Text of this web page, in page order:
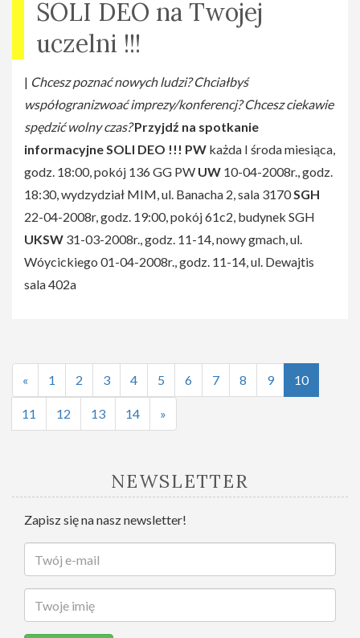
SOLI DEO na Twojej
uczelni !!!
| Chcesz poznać nowych ludzi? Chciałbyś
współogranizwoać imprezy/konferencj? Chcesz ciekawie
spędzić wolny czas? Przyjdź na spotkanie
informacyjne SOLI DEO !!! PW każda I środa miesiąca,
godz. 18:00, pokój 136 GG PW UW 10-04-2008r., godz.
18:30, wydzydział MIM, ul. Banacha 2, sala 3170SGH
22-04-2008r, godz. 19:00, pokój 61c2, budynek SGH
UKSW 31-03-2008r., godz. 11-14, nowy gmach, ul.
Wóycickiego 01-04-2008r., godz. 11-14, ul. Dewajtis
sala 402a
« 1 2 3 4 5 6 7 8 9 10
11 12 13 14 »
NEWSLETTER
Zapisz się na nasz newsletter!